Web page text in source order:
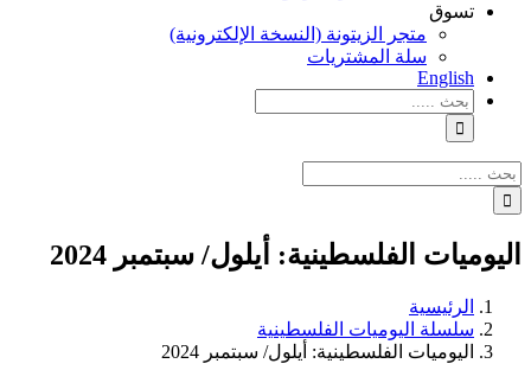
تسوق
متجر الزيتونة (النسخة الإلكترونية)
سلة المشتريات
English
نتائج
البحث
بالنسبة
الي
:
نتائج
البحث
بالنسبة
الي
: اليوميات الفلسطينية: أيلول/ سبتمبر 2024
الرئيسية
سلسلة اليوميات الفلسطينية
اليوميات الفلسطينية: أيلول/ سبتمبر 2024